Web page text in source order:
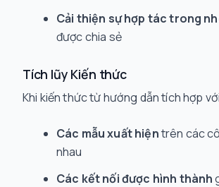
Cải thiện sự hợp tác trong
được chia sẻ
Tích lũy Kiến thức
Khi kiến thức từ hướng dẫn tích hợp
Các mẫu xuất hiệntrên các
nhau
Các kết nối được hình thành